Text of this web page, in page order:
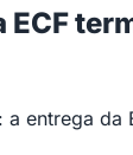
entrega